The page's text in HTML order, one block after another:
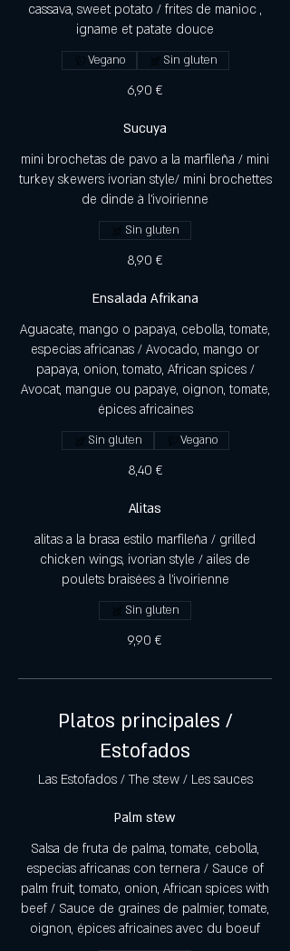
cassava, sweet potato / frites de manioc ,
igname et patate douce
6,90 €
Vegano Sin gluten
Sucuya
mini brochetas de pavo a la marfileña / mini
turkey skewers ivorian style/ mini brochettes
de dinde à l'ivoirienne
8,90 €
Sin gluten
Ensalada Afrikana
Aguacate, mango o papaya, cebolla, tomate,
especias africanas / Avocado, mango or
papaya, onion, tomato, African spices /
Avocat, mangue ou papaye, oignon, tomate,
épices africaines
8,40 €
Sin gluten Vegano
Alitas
alitas a la brasa estilo marfileña / grilled
chicken wings, ivorian style / ailes de
poulets braisées à l'ivoirienne
9,90 €
Sin gluten
Platos principales /
Estofados
Las Estofados / The stew / Les sauces
Palm stew
Salsa de fruta de palma, tomate, cebolla,
especias africanas con ternera / Sauce of
palm fruit, tomato, onion, African spices with
beef / Sauce de graines de palmier, tomate,
oignon, épices africaines avec du boeuf